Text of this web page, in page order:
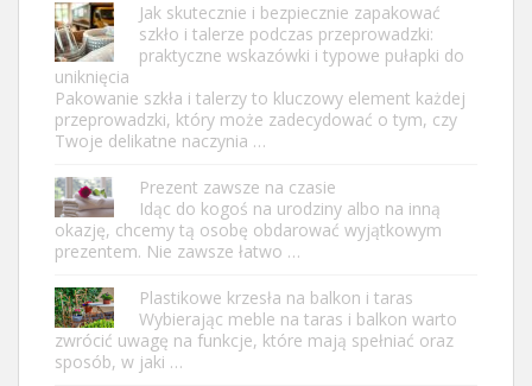
Jak skutecznie i bezpiecznie zapakować
szkło i talerze podczas przeprowadzki:
praktyczne wskazówki i typowe pułapki do
uniknięcia
Pakowanie szkła i talerzy to kluczowy element każdej
przeprowadzki, który może zadecydować o tym, czy
Twoje delikatne naczynia …
Prezent zawsze na czasie
Idąc do kogoś na urodziny albo na inną
okazję, chcemy tą osobę obdarować wyjątkowym
prezentem. Nie zawsze łatwo …
Plastikowe krzesła na balkon i taras
Wybierając meble na taras i balkon warto
zwrócić uwagę na funkcje, które mają spełniać oraz
sposób, w jaki …